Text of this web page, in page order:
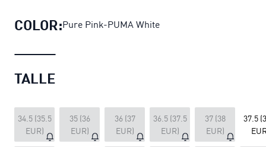
COLOR:Pure Pink-PUMA White
TALLE
34.5 (35.5
EUR)
35 (36
EUR)
36 (37
EUR)
36.5 (37.5
EUR)
37 (38
EUR)
37.5